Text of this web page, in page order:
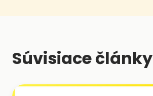
Súvisiace články